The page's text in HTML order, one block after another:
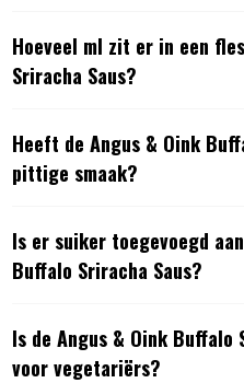
Hoeveel ml zit er in een
Sriracha Saus?
Heeft de Angus & Oink
pittige smaak?
Is er suiker toegevoegd
Buffalo Sriracha Saus?
Is de Angus & Oink Buffalo
voor vegetariërs?